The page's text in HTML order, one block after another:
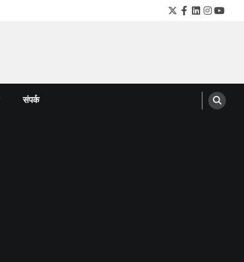
Twitter
Facebook
LinkedIn
संपर्क